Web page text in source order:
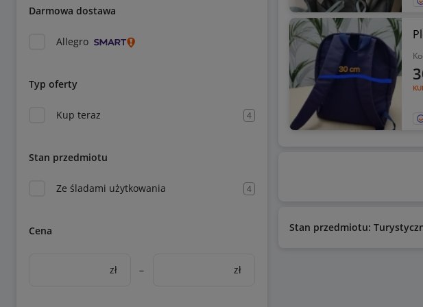
Darmowa dostawa
Allegro
Typ oferty
Kup teraz 4
Stan przedmiotu
Ze śladami użytkowania 4
Cena
zł – zł
Stan przedmiotu: